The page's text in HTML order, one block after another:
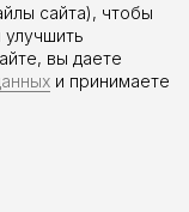
сайта), чтобы
вы даете
и принимаете